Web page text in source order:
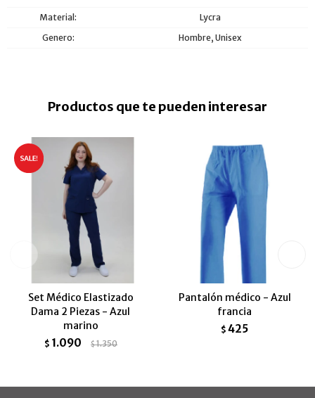
Material
Lycra
Genero
Hombre, Unisex
Productos que te pueden interesar
Set Médico Elastizado
Dama 2 Piezas - Azul
marino
$ 1.090 $1.350
Pantalón médico - Azul
francia
$ 425